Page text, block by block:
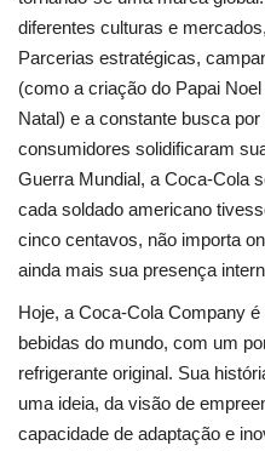
diferentes culturas e
Parcerias estratégicas,
(como a criação do Papai
Natal) e a constante busca
consumidores solidificaram
Guerra Mundial, a Coca-Cola
cada soldado americano
cinco centavos, não importa
ainda mais sua presença
Hoje, a Coca-Cola Company
bebidas do mundo, com um
refrigerante original. Sua
uma ideia, da visão de
capacidade de adaptação e